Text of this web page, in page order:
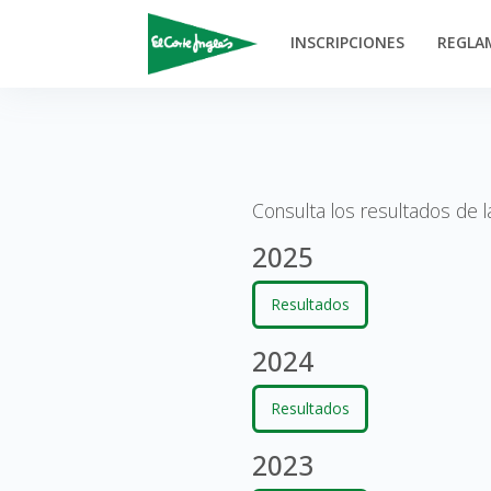
INSCRIPCIONES
Consulta los resultados de
2025
Resultados
2024
Resultados
2023